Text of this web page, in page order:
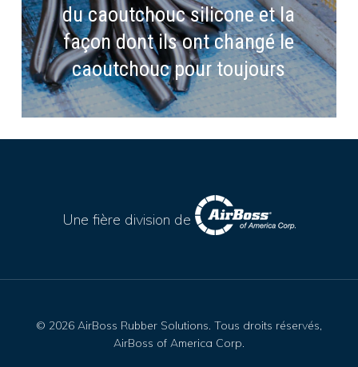
du caoutchouc silicone et la
façon dont ils ont changé le
caoutchouc pour toujours
Une fière division de
© 2026 AirBoss Rubber Solutions. Tous droits réservés,
AirBoss of America Corp.